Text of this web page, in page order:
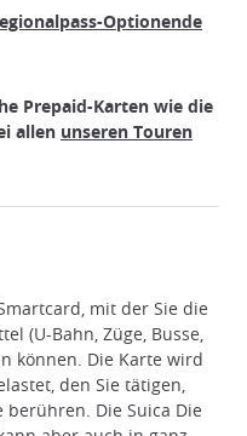
Optionende
Prepaid-Karten wie die
allen unseren Touren
mit der Sie die
(U-Bahn, Züge, Busse,
können. Die Karte wird
den Sie tätigen,
Die Suica Die